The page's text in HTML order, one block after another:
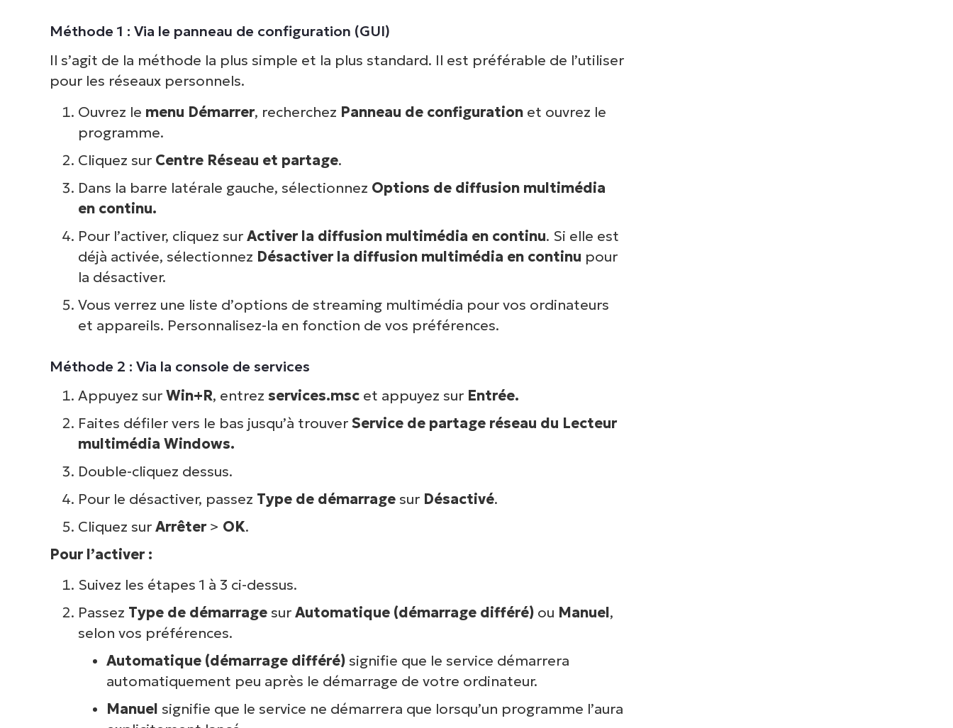
Méthode 1 : Via le panneau de configuration (GUI)
Il s’agit de la méthode la plus simple et la plus standard. Il est préférable de l’utiliser
pour les réseaux personnels.
Ouvrez le menu Démarrer, recherchez Panneau de configurationet ouvrez le
programme.
Cliquez sur Centre Réseau et partage.
Dans la barre latérale gauche, sélectionnez Options de diffusion multimédia
en continu.
Pour l’activer, cliquez sur Activer la diffusion multimédia en continu. Si elle est
déjà activée, sélectionnez Désactiver la diffusion multimédia en continu pour
la désactiver.
Vous verrez une liste d’options de streaming multimédia pour vos ordinateurs
et appareils. Personnalisez-la en fonction de vos préférences.
Méthode 2 : Via la console de services
Appuyez sur Win+R, entrez services.mscet appuyez sur Entrée.
Faites défiler vers le bas jusqu’à trouver Service de partage réseau du Lecteur
multimédia Windows.
Double-cliquez dessus.
Pour le désactiver, passez Type de démarrage sur Désactivé.
Cliquez sur Arrêter > OK.
Pour l’activer :
Suivez les étapes 1 à 3 ci-dessus.
Passez Type de démarrage sur Automatique (démarrage différé)ou Manuel,
selon vos préférences.
Automatique (démarrage différé)signifie que le service démarrera
automatiquement peu après le démarrage de votre ordinateur.
Manuel signifie que le service ne démarrera que lorsqu’un programme l’aura
Voir NinjaOne en action
découvrir comment NinjaOne simplifie les tâches
informatiques telles que la gestion des terminaux, les
encore.